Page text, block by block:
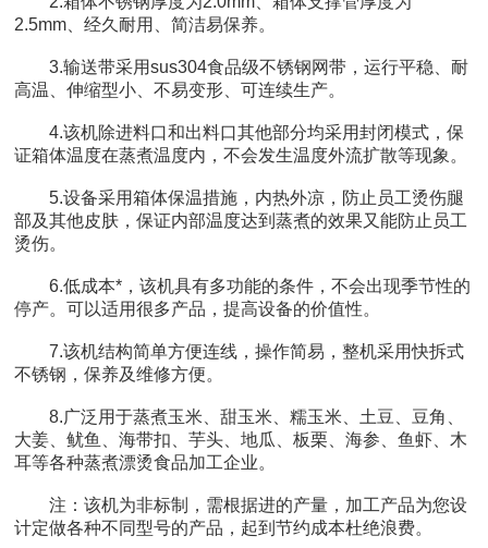
2.5mm、经久耐用、简洁易保养。
3.输送带采用sus304食品级不锈钢网带，运行平稳、耐
高温、伸缩型小、不易变形、可连续生产。
4.该机除进料口和出料口其他部分均采用封闭模式，保
证箱体温度在蒸煮温度内，不会发生温度外流扩散等现象。
5.设备采用箱体保温措施，内热外凉，防止员工烫伤腿
部及其他皮肤，保证内部温度达到蒸煮的效果又能防止员工
烫伤。
6.低成本*，该机具有多功能的条件，不会出现季节性的
停产。可以适用很多产品，提高设备的价值性。
7.该机结构简单方便连线，操作简易，整机采用快拆式
不锈钢，保养及维修方便。
8.广泛用于蒸煮玉米、甜玉米、糯玉米、土豆、豆角、
大姜、鱿鱼、海带扣、芋头、地瓜、板栗、海参、鱼虾、木
耳等各种蒸煮漂烫食品加工企业。
注：该机为非标制，需根据进的产量，加工产品为您设
计定做各种不同型号的产品，起到节约成本杜绝浪费。